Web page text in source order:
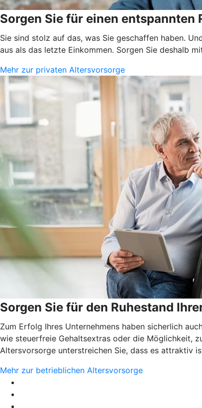
Sorgen Sie für einen entspannten
Sie sind stolz auf das, was Sie geschaffen haben.
aus als das letzte Einkommen. Sorgen Sie deshalb
Mehr zur privaten Altersvorsorge
Sorgen Sie für den Ruhestand
Zum Erfolg Ihres Unternehmens haben sicherlich
wie steuerfreie Gehaltsextras oder die Möglichkeit,
Altersvorsorge unterstreichen Sie, dass es attraktiv
Mehr zur betrieblichen Altersvorsorge